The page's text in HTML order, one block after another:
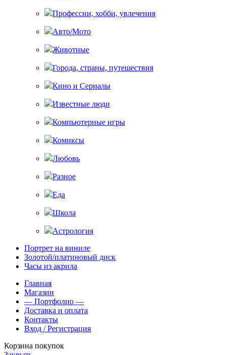
Профессии, хобби, увлечения
Авто/Мото
Животные
Города, страны, путешествия
Кино и Сериалы
Известные люди
Компьютерные игры
Комиксы
Любовь
Разное
Еда
Школа
Астрология
Портрет на виниле
Золотой/платиновый диск
Часы из акрила
Главная
Магазин
— Портфолио —
Доставка и оплата
Контакты
Вход / Регистрация
Корзина покупок